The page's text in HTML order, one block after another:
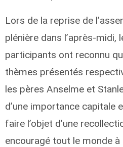
Lors de la reprise de
plénière dans l’après-midi,
participants ont reconnu
thèmes présentés
les pères Anselme et
d’une importance capitale
faire l’objet d’une
encouragé tout le monde à